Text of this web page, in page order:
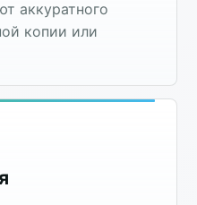
аккуратного
копии или